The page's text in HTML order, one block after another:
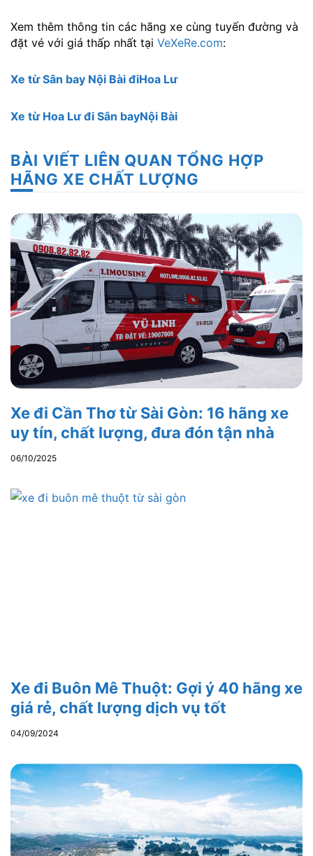
Xem thêm thông tin các hãng xe cùng tuyến đường và
đặt vé với giá thấp nhất tại VeXeRe.com:
Xe từ Sân bay Nội Bài điHoa Lư
Xe từ Hoa Lư đi Sân bayNội Bài
BÀI VIẾT LIÊN QUAN TỔNG HỢP
HÃNG XE CHẤT LƯỢNG
Xe đi Cần Thơ từ Sài Gòn: 16 hãng xe
uy tín, chất lượng, đưa đón tận nhà
06/10/2025
Xe đi Buôn Mê Thuột: Gợi ý 40 hãng xe
giá rẻ, chất lượng dịch vụ tốt
04/09/2024